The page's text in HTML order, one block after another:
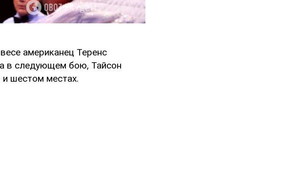
американец Теренс
в следующем бою, Тайсон
шестом местах.